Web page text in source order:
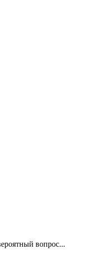
вопрос...